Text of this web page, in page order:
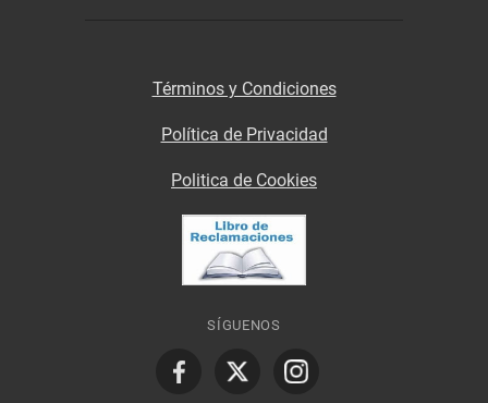
Términos y Condiciones
Política de Privacidad
Politica de Cookies
SÍGUENOS